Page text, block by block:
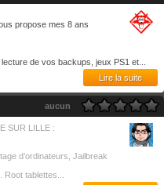
propose mes 8 ans
de vos backups, jeux PS1 et...
Lire la suite
aucun
SUR LILLE :
d’ordinateurs, Jailbreak
tablettes...